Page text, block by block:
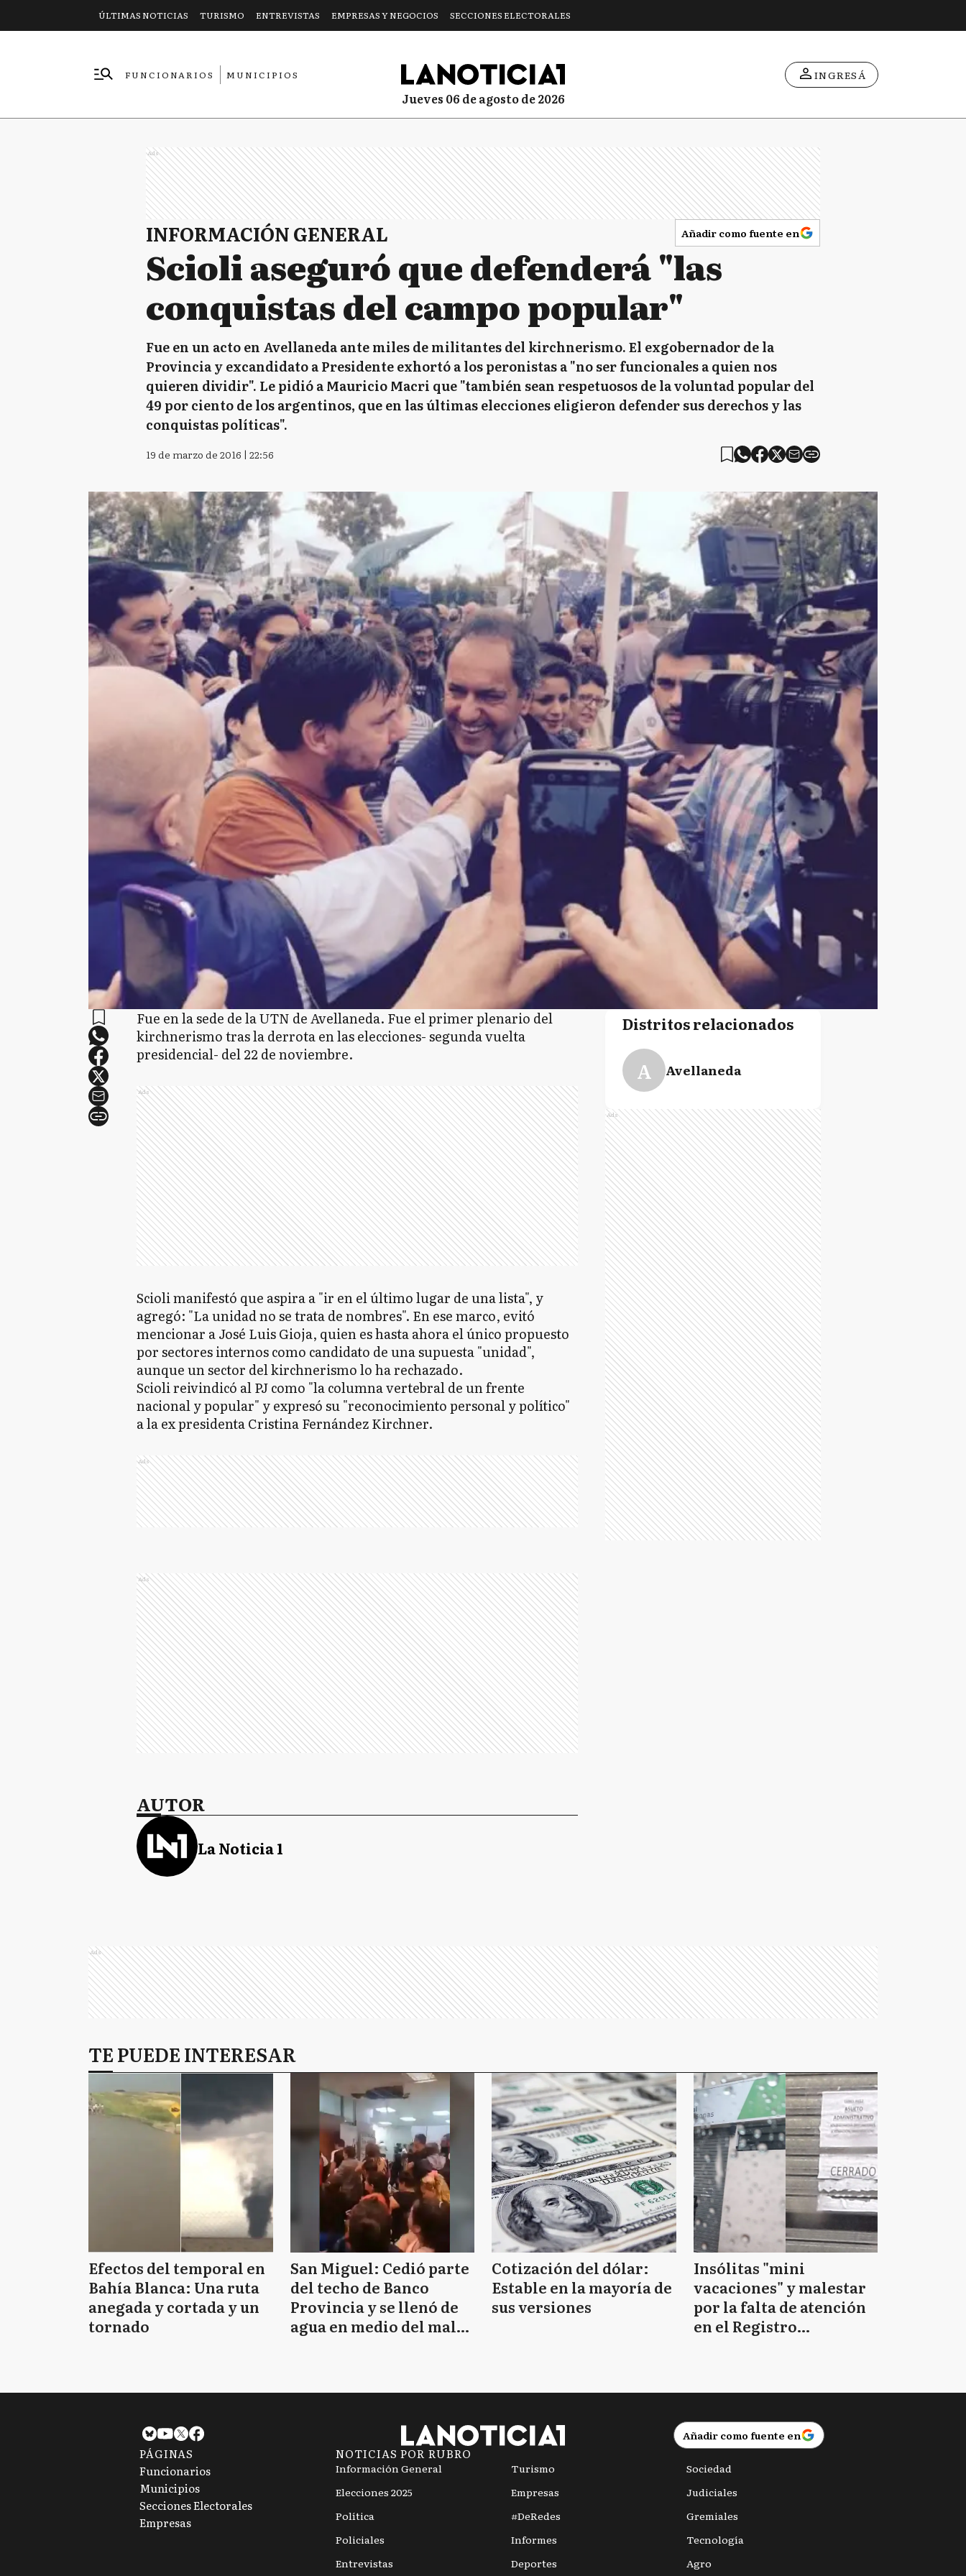
ÚLTIMAS NOTICIAS TURISMO ENTREVISTAS EMPRESAS Y NEGOCIOS SECCIONES ELECTORALES
FUNCIONARIOS
MUNICIPIOS
jueves 06 de agosto de 2026
INGRESÁ
Ads
INFORMACIÓN GENERAL Añadir como fuente en
Scioli aseguró que defenderá "las
conquistas del campo popular"
Fue en un acto en Avellaneda ante miles de militantes del kirchnerismo. El exgobernador de la
Provincia y excandidato a Presidente exhortó a los peronistas a "no ser funcionales a quien nos
quieren dividir". Le pidió a Mauricio Macri que "también sean respetuosos de la voluntad popular del
49 por ciento de los argentinos, que en las últimas elecciones eligieron defender sus derechos y las
conquistas políticas".
19 de marzo de 2016 | 22:56
Fue en la sede de la UTN de Avellaneda. Fue el primer plenario del
kirchnerismo tras la derrota en las elecciones- segunda vuelta
presidencial- del 22 de noviembre.
Ads
Scioli manifestó que aspira a "ir en el último lugar de una lista", y
agregó: "La unidad no se trata de nombres". En ese marco, evitó
mencionar a José Luis Gioja, quien es hasta ahora el único propuesto
por sectores internos como candidato de una supuesta "unidad",
aunque un sector del kirchnerismo lo ha rechazado.
Scioli reivindicó al PJ como "la columna vertebral de un frente
nacional y popular" y expresó su "reconocimiento personal y político"
a la ex presidenta Cristina Fernández Kirchner.
Ads
Ads
AUTOR
La Noticia 1
Distritos relacionados
A Avellaneda
Ads
Ads
TE PUEDE INTERESAR
Efectos del temporal en
Bahía Blanca: Una ruta
anegada y cortada y un
tornado
San Miguel: Cedió parte
del techo de Banco
Provincia y se llenó de
agua en medio del mal
Cotización del dólar:
Estable en la mayoría de
sus versiones
Insólitas "mini
vacaciones" y malestar
por la falta de atención
en el Registro
Añadir como fuente en
PÁGINAS
Funcionarios
Municipios
Secciones Electorales
Empresas
NOTICIAS POR RUBRO
Información General
Elecciones 2025
Política
Policiales
Entrevistas
Turismo
Empresas
#DeRedes
Informes
Deportes
Sociedad
Judiciales
Gremiales
Tecnología
Agro